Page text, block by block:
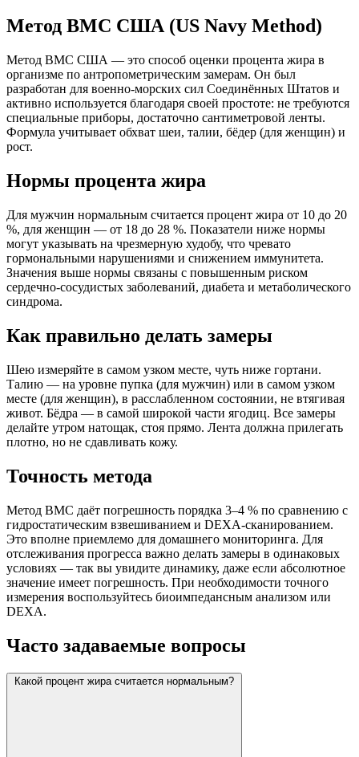
Метод ВМС США (US Navy Method)
Метод ВМС США — это способ оценки процента жира в
организме по антропометрическим замерам. Он был
разработан для военно-морских сил Соединённых Штатов и
активно используется благодаря своей простоте: не требуются
специальные приборы, достаточно сантиметровой ленты.
Формула учитывает обхват шеи, талии, бёдер (для женщин) и
рост.
Нормы процента жира
Для мужчин нормальным считается процент жира от 10 до 20
%, для женщин — от 18 до 28 %. Показатели ниже нормы
могут указывать на чрезмерную худобу, что чревато
гормональными нарушениями и снижением иммунитета.
Значения выше нормы связаны с повышенным риском
сердечно-сосудистых заболеваний, диабета и метаболического
синдрома.
Как правильно делать замеры
Шею измеряйте в самом узком месте, чуть ниже гортани.
Талию — на уровне пупка (для мужчин) или в самом узком
месте (для женщин), в расслабленном состоянии, не втягивая
живот. Бёдра — в самой широкой части ягодиц. Все замеры
делайте утром натощак, стоя прямо. Лента должна прилегать
плотно, но не сдавливать кожу.
Точность метода
Метод ВМС даёт погрешность порядка 3–4 % по сравнению с
гидростатическим взвешиванием и DEXA-сканированием.
Это вполне приемлемо для домашнего мониторинга. Для
отслеживания прогресса важно делать замеры в одинаковых
условиях — так вы увидите динамику, даже если абсолютное
значение имеет погрешность. При необходимости точного
измерения воспользуйтесь биоимпедансным анализом или
DEXA.
Часто задаваемые вопросы
Какой процент жира считается нормальным?